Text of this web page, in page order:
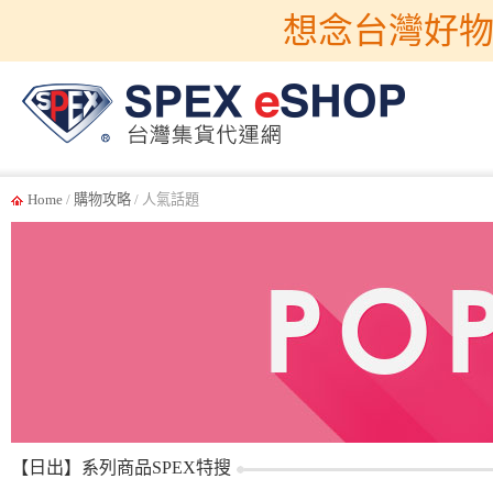
想念台灣好
Home / 購物攻略 / 人氣話題
【日出】系列商品SPEX特搜